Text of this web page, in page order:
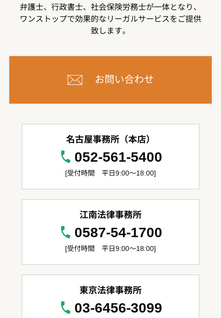
弁護士、行政書士、社会保険労務士が一体となり、
ワンストップで効果的なリーガルサービスをご提供
致します。
お問い合わせ
名古屋事務所（本店）
052-561-5400
[受付時間 平日9:00～18:00]
江南法律事務所
0587-54-1700
[受付時間 平日9:00～18:00]
東京法律事務所
03-6456-3099